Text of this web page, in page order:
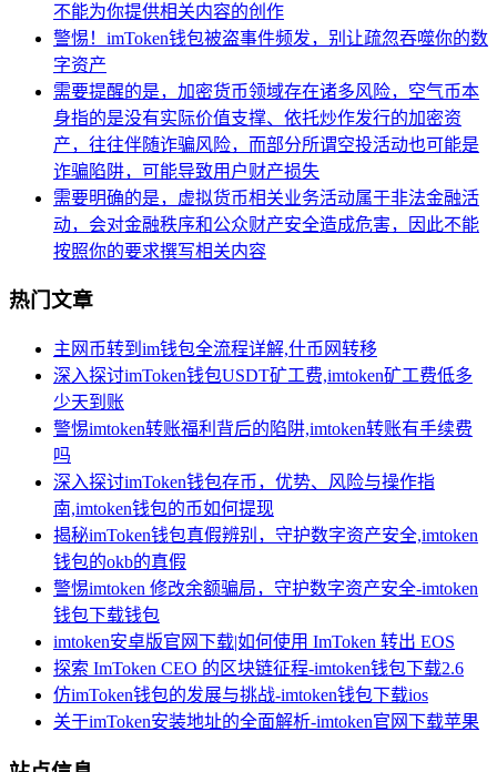
不能为你提供相关内容的创作
警惕！imToken钱包被盗事件频发，别让疏忽吞噬你的数
字资产
需要提醒的是，加密货币领域存在诸多风险，空气币本
身指的是没有实际价值支撑、依托炒作发行的加密资
产，往往伴随诈骗风险，而部分所谓空投活动也可能是
诈骗陷阱，可能导致用户财产损失
需要明确的是，虚拟货币相关业务活动属于非法金融活
动，会对金融秩序和公众财产安全造成危害，因此不能
按照你的要求撰写相关内容
热门文章
主网币转到im钱包全流程详解,什币网转移
深入探讨imToken钱包USDT矿工费,imtoken矿工费低多
少天到账
警惕imtoken转账福利背后的陷阱,imtoken转账有手续费
吗
深入探讨imToken钱包存币，优势、风险与操作指
南,imtoken钱包的币如何提现
揭秘imToken钱包真假辨别，守护数字资产安全,imtoken
钱包的okb的真假
警惕imtoken 修改余额骗局，守护数字资产安全-imtoken
钱包下载钱包
imtoken安卓版官网下载|如何使用 ImToken 转出 EOS
探索 ImToken CEO 的区块链征程-imtoken钱包下载2.6
仿imToken钱包的发展与挑战-imtoken钱包下载ios
关于imToken安装地址的全面解析-imtoken官网下载苹果